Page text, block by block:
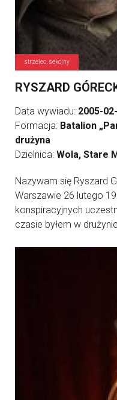
strzelec, sekcjny
RYSZARD
Data wywiadu: 2005-
Formacja: Batalion
drużyna
Dzielnica: Wola, Stare
Nazywam się Ryszard
Warszawie 26 lutego
konspiracyjnych
czasie byłem w